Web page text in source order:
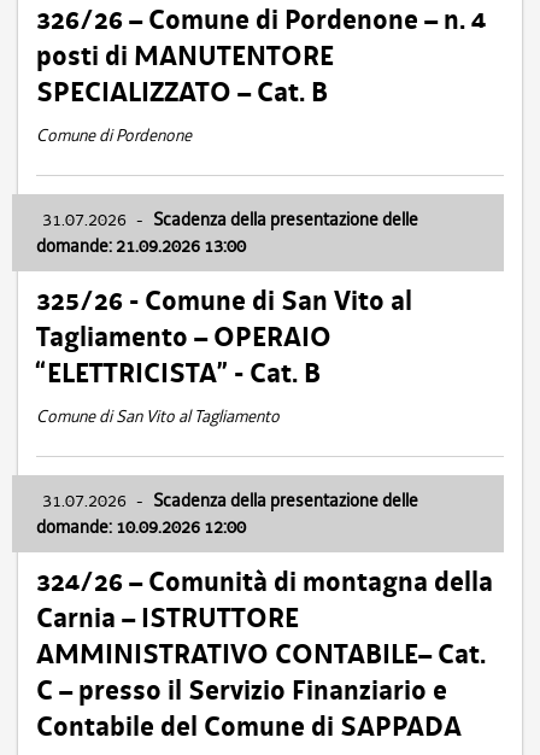
326/26 – Comune di Pordenone – n. 4
posti di MANUTENTORE
SPECIALIZZATO – Cat. B
Comune di Pordenone
31.07.2026 - Scadenza della presentazione delle
domande: 21.09.2026 13:00
325/26 - Comune di San Vito al
Tagliamento – OPERAIO
“ELETTRICISTA” - Cat. B
Comune di San Vito al Tagliamento
31.07.2026 - Scadenza della presentazione delle
domande: 10.09.2026 12:00
324/26 – Comunità di montagna della
Carnia – ISTRUTTORE
AMMINISTRATIVO CONTABILE– Cat.
C – presso il Servizio Finanziario e
Contabile del Comune di SAPPADA